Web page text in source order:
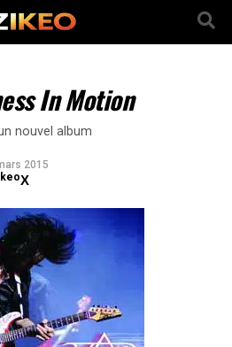
In Motion
nouvel album
2015